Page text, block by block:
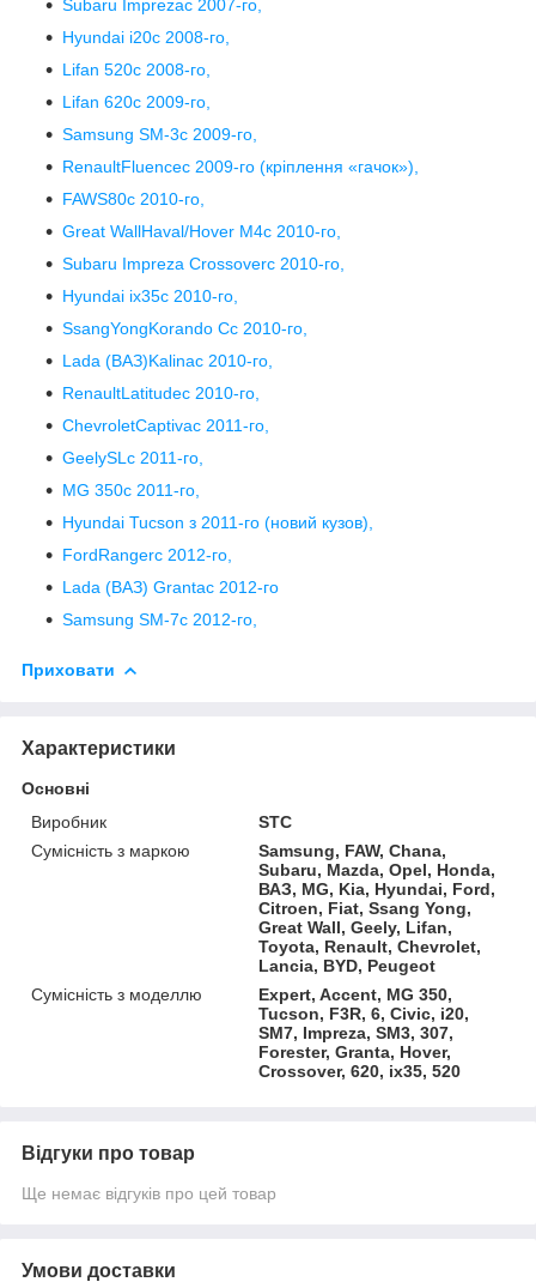
Subaru Imprezaс 2007-го,
Hyundai i20с 2008-го,
Lifan 520с 2008-го,
Lifan 620с 2009-го,
Samsung SM-3с 2009-го,
RenaultFluenceс 2009-го (кріплення «гачок»),
FAWS80с 2010-го,
Great WallHaval/Hover M4с 2010-го,
Subaru Impreza Crossoverс 2010-го,
Hyundai ix35с 2010-го,
SsangYongKorando Cс 2010-го,
Lada (ВАЗ)Kalinaс 2010-го,
RenaultLatitudeс 2010-го,
ChevroletCaptivaс 2011-го,
GeelySLс 2011-го,
MG 350с 2011-го,
Hyundai Tucson з 2011-го (новий кузов),
FordRangerс 2012-го,
Lada (ВАЗ) Grantac 2012-го
Samsung SM-7с 2012-го,
Приховати
Характеристики
Основні
Виробник
STC
Сумісність з маркою
Samsung, FAW, Chana,
Subaru, Mazda, Opel, Honda,
ВАЗ, MG, Kia, Hyundai, Ford,
Citroen, Fiat, Ssang Yong,
Great Wall, Geely, Lifan,
Toyota, Renault, Chevrolet,
Lancia, BYD, Peugeot
Сумісність з моделлю
Expert, Accent, MG 350,
Tucson, F3R, 6, Civic, i20,
SM7, Impreza, SM3, 307,
Forester, Granta, Hover,
Crossover, 620, ix35, 520
Відгуки про товар
Ще немає відгуків про цей товар
Умови доставки